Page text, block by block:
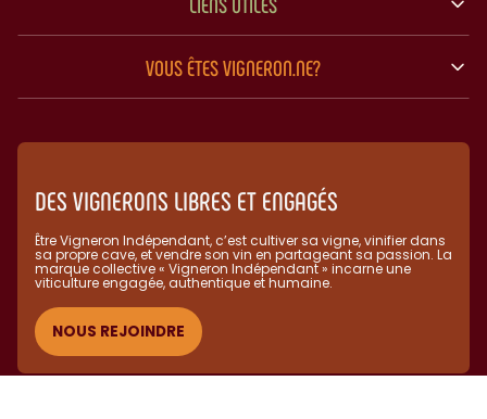
VOUS ÊTES VIGNERON.NE?
DES VIGNERONS LIBRES ET ENGAGÉS
Être Vigneron Indépendant, c’est cultiver sa vigne, vinifier dans
sa propre cave, et vendre son vin en partageant sa passion. La
marque collective « Vigneron Indépendant » incarne une
viticulture engagée, authentique et humaine.​
NOUS REJOINDRE